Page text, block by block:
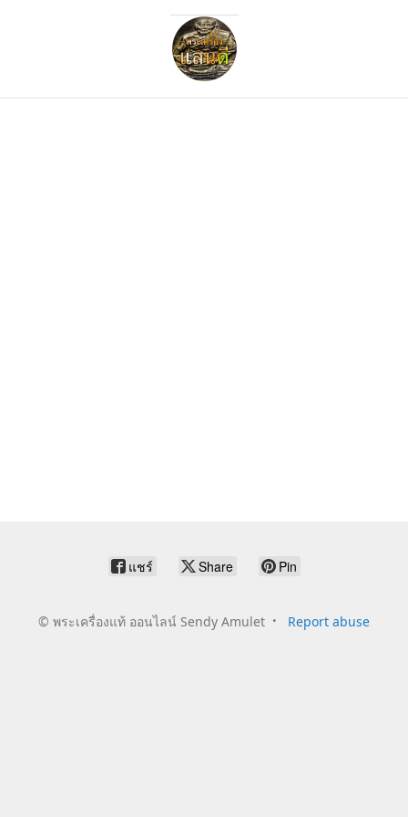
แชร์ Share Pin
© พระเครื่องแท้ ออนไลน์ Sendy Amulet Report abuse